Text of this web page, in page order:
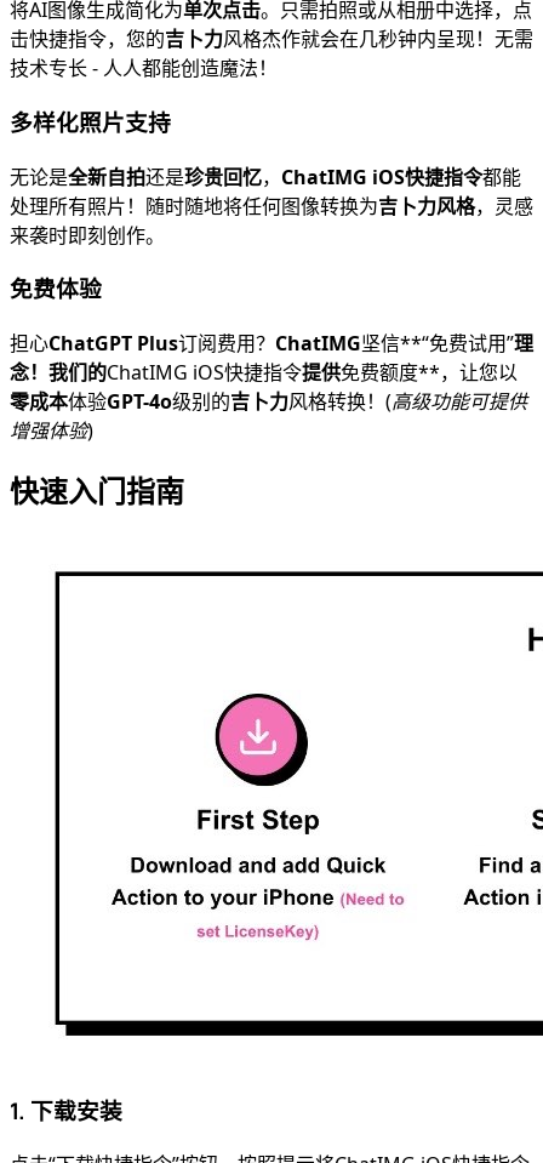
将AI图像生成简化为单次点击。只需拍照或从相册中选择，点
击快捷指令，您的吉卜力风格杰作就会在几秒钟内呈现！无需
技术专长 - 人人都能创造魔法！
多样化照片支持
无论是全新自拍还是珍贵回忆， ChatIMG iOS快捷指令都能
处理所有照片！随时随地将任何图像转换为吉卜力风格，灵感
来袭时即刻创作。
免费体验
担心ChatGPT Plus订阅费用？ ChatIMG坚信**“免费试用”理
念！我们的ChatIMG iOS快捷指令提供免费额度**，让您以
零成本体验GPT-4o级别的吉卜力风格转换！(高级功能可提供
增强体验)
快速入门指南
1. 下载安装